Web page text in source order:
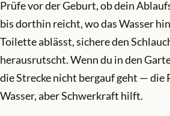
Prüfe vor der Geburt, ob dein
bis dorthin reicht, wo das Wasser
Toilette ablässt, sichere den
herausrutscht. Wenn du in den
die Strecke nicht bergauf geht — die
Wasser, aber Schwerkraft hilft.